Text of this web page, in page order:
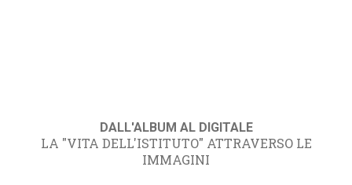
DALL'ALBUM AL DIGITALE
LA "VITA DELL'ISTITUTO" ATTRAVERSO LE
IMMAGINI